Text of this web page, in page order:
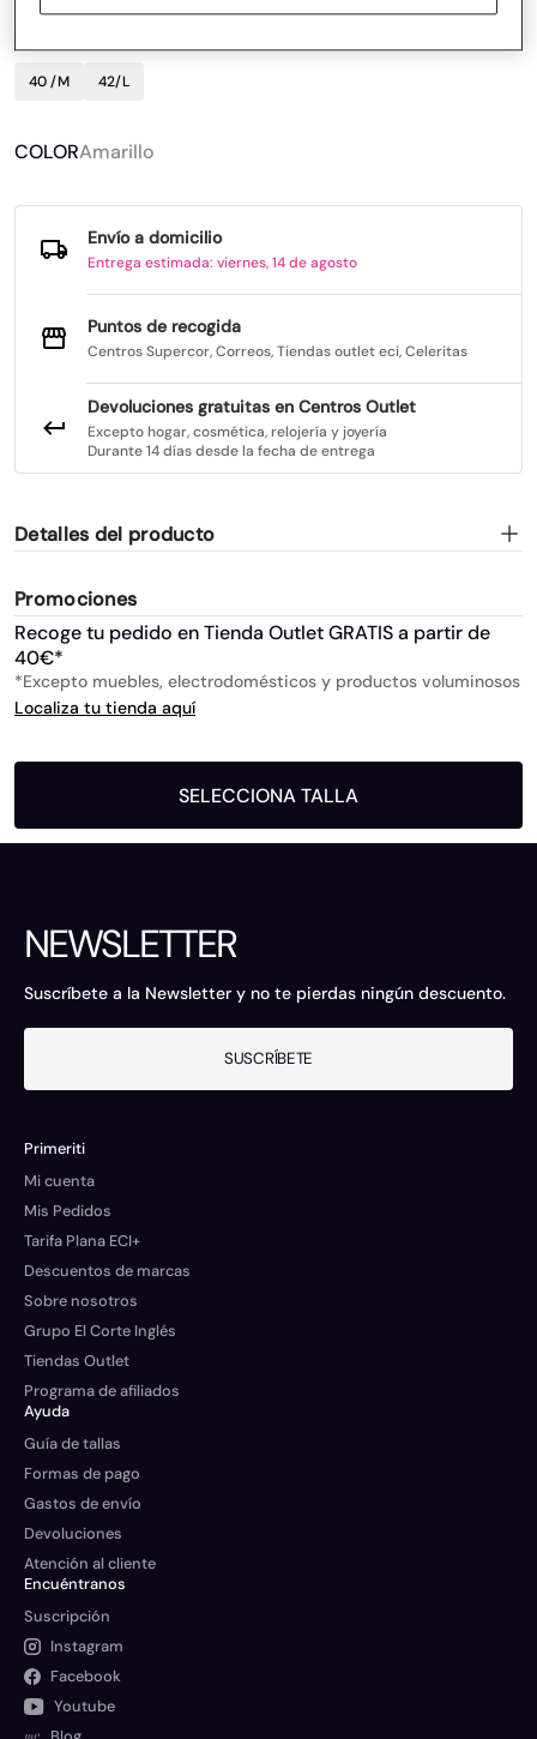
40 /M 42/L
COLORAmarillo
Envío a domicilio
Entrega estimada: viernes, 14 de agosto
Puntos de recogida
Centros Supercor, Correos, Tiendas outlet eci, Celeritas
Devoluciones gratuitas en Centros Outlet
Excepto hogar, cosmética, relojería y joyería
Durante 14 días desde la fecha de entrega
Detalles del producto
Promociones
Recoge tu pedido en Tienda Outlet GRATIS a partir de
40€*
*Excepto muebles, electrodomésticos y productos voluminosos
Localiza tu tienda aquí
SELECCIONA TALLA
NEWSLETTER
Suscríbete a la Newsletter y no te pierdas ningún descuento.
SUSCRÍBETE
Primeriti
Mi cuenta
Mis Pedidos
Tarifa Plana ECI+
Descuentos de marcas
Sobre nosotros
Grupo El Corte Inglés
Tiendas Outlet
Programa de afiliados
Ayuda
Guía de tallas
Formas de pago
Gastos de envío
Devoluciones
Atención al cliente
Encuéntranos
Suscripción
Instagram
Facebook
Youtube